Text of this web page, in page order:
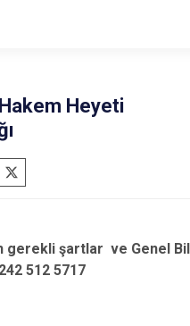
Aksu
Heyeti
gerekli şartlar ve Genel
512 5717